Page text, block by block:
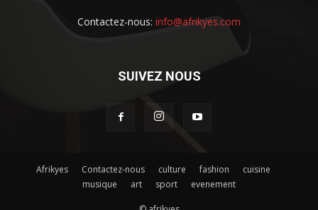
Contactez-nous: info@afrikyes.com
SUIVEZ NOUS
Afrikyes Contactez-nous culture fashion
cuisine
musique
art sport evenement